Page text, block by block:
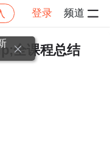
登录 频道
与构造 作业提交
全课程总结